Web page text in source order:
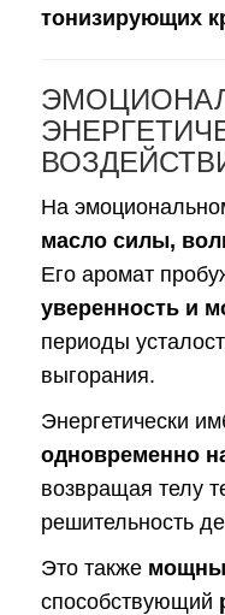
тонизирующих
На
масло силы,
Его аромат
уверенность и
периоды
выгорания.
Энергетически
одновременно
возвращая телу
решительность
Это также
способствующий